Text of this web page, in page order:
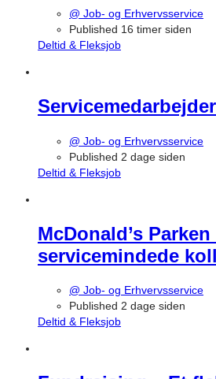
@ Job- og Erhvervsservice
Published 16 timer siden
Deltid & Fleksjob
@ Job- og Erhvervsservice
Published 2 dage siden
Deltid & Fleksjob
McDonald’s
servicemindede
@ Job- og Erhvervsservice
Published 2 dage siden
Deltid & Fleksjob